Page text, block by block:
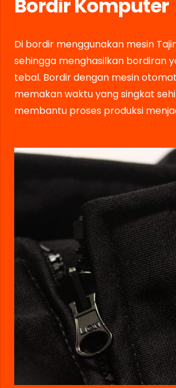
Bordir Komputer
Di bordir menggunakan mesin
sehingga menghasilkan bordiran
tebal. Bordir dengan mesin
memakan waktu yang singkat
membantu proses produksi